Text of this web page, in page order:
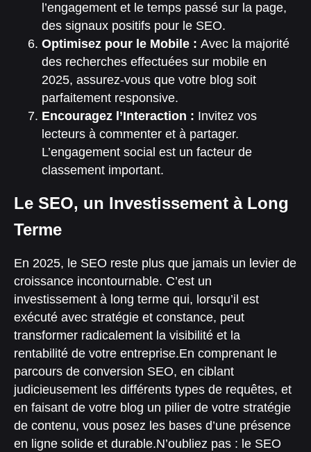
l’engagement et le temps passé sur la page,
des signaux positifs pour le SEO.
Optimisez pour le Mobile : Avec la majorité
des recherches effectuées sur mobile en
2025, assurez-vous que votre blog soit
parfaitement responsive.
Encouragez l’Interaction : Invitez vos
lecteurs à commenter et à partager.
L’engagement social est un facteur de
classement important.
Le SEO, un Investissement à Long
Terme
En 2025, le SEO reste plus que jamais un levier de
croissance incontournable. C’est un
investissement à long terme qui, lorsqu’il est
exécuté avec stratégie et constance, peut
transformer radicalement la visibilité et la
rentabilité de votre entreprise.En comprenant le
parcours de conversion SEO, en ciblant
judicieusement les différents types de requêtes, et
en faisant de votre blog un pilier de votre stratégie
de contenu, vous posez les bases d’une présence
en ligne solide et durable.N’oubliez pas : le SEO